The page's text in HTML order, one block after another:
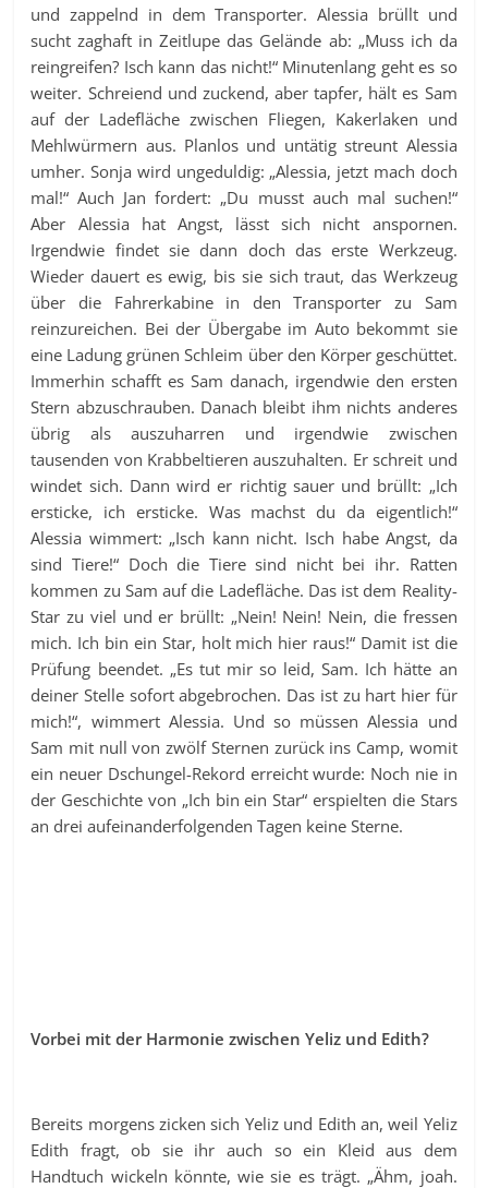
und zappelnd in dem Transporter. Alessia brüllt und
sucht zaghaft in Zeitlupe das Gelände ab: „Muss ich da
reingreifen? Isch kann das nicht!“ Minutenlang geht es so
weiter. Schreiend und zuckend, aber tapfer, hält es Sam
auf der Ladefläche zwischen Fliegen, Kakerlaken und
Mehlwürmern aus. Planlos und untätig streunt Alessia
umher. Sonja wird ungeduldig: „Alessia, jetzt mach doch
mal!“ Auch Jan fordert: „Du musst auch mal suchen!“
Aber Alessia hat Angst, lässt sich nicht anspornen.
Irgendwie findet sie dann doch das erste Werkzeug.
Wieder dauert es ewig, bis sie sich traut, das Werkzeug
über die Fahrerkabine in den Transporter zu Sam
reinzureichen. Bei der Übergabe im Auto bekommt sie
eine Ladung grünen Schleim über den Körper geschüttet.
Immerhin schafft es Sam danach, irgendwie den ersten
Stern abzuschrauben. Danach bleibt ihm nichts anderes
übrig als auszuharren und irgendwie zwischen
tausenden von Krabbeltieren auszuhalten. Er schreit und
windet sich. Dann wird er richtig sauer und brüllt: „Ich
ersticke, ich ersticke. Was machst du da eigentlich!“
Alessia wimmert: „Isch kann nicht. Isch habe Angst, da
sind Tiere!“ Doch die Tiere sind nicht bei ihr. Ratten
kommen zu Sam auf die Ladefläche. Das ist dem Reality-
Star zu viel und er brüllt: „Nein! Nein! Nein, die fressen
mich. Ich bin ein Star, holt mich hier raus!“ Damit ist die
Prüfung beendet. „Es tut mir so leid, Sam. Ich hätte an
deiner Stelle sofort abgebrochen. Das ist zu hart hier für
mich!“, wimmert Alessia. Und so müssen Alessia und
Sam mit null von zwölf Sternen zurück ins Camp, womit
ein neuer Dschungel-Rekord erreicht wurde: Noch nie in
der Geschichte von „Ich bin ein Star“ erspielten die Stars
an drei aufeinanderfolgenden Tagen keine Sterne.
Vorbei mit der Harmonie zwischen Yeliz und Edith?
Bereits morgens zicken sich Yeliz und Edith an, weil Yeliz
Edith fragt, ob sie ihr auch so ein Kleid aus dem
Handtuch wickeln könnte, wie sie es trägt. „Ähm, joah.